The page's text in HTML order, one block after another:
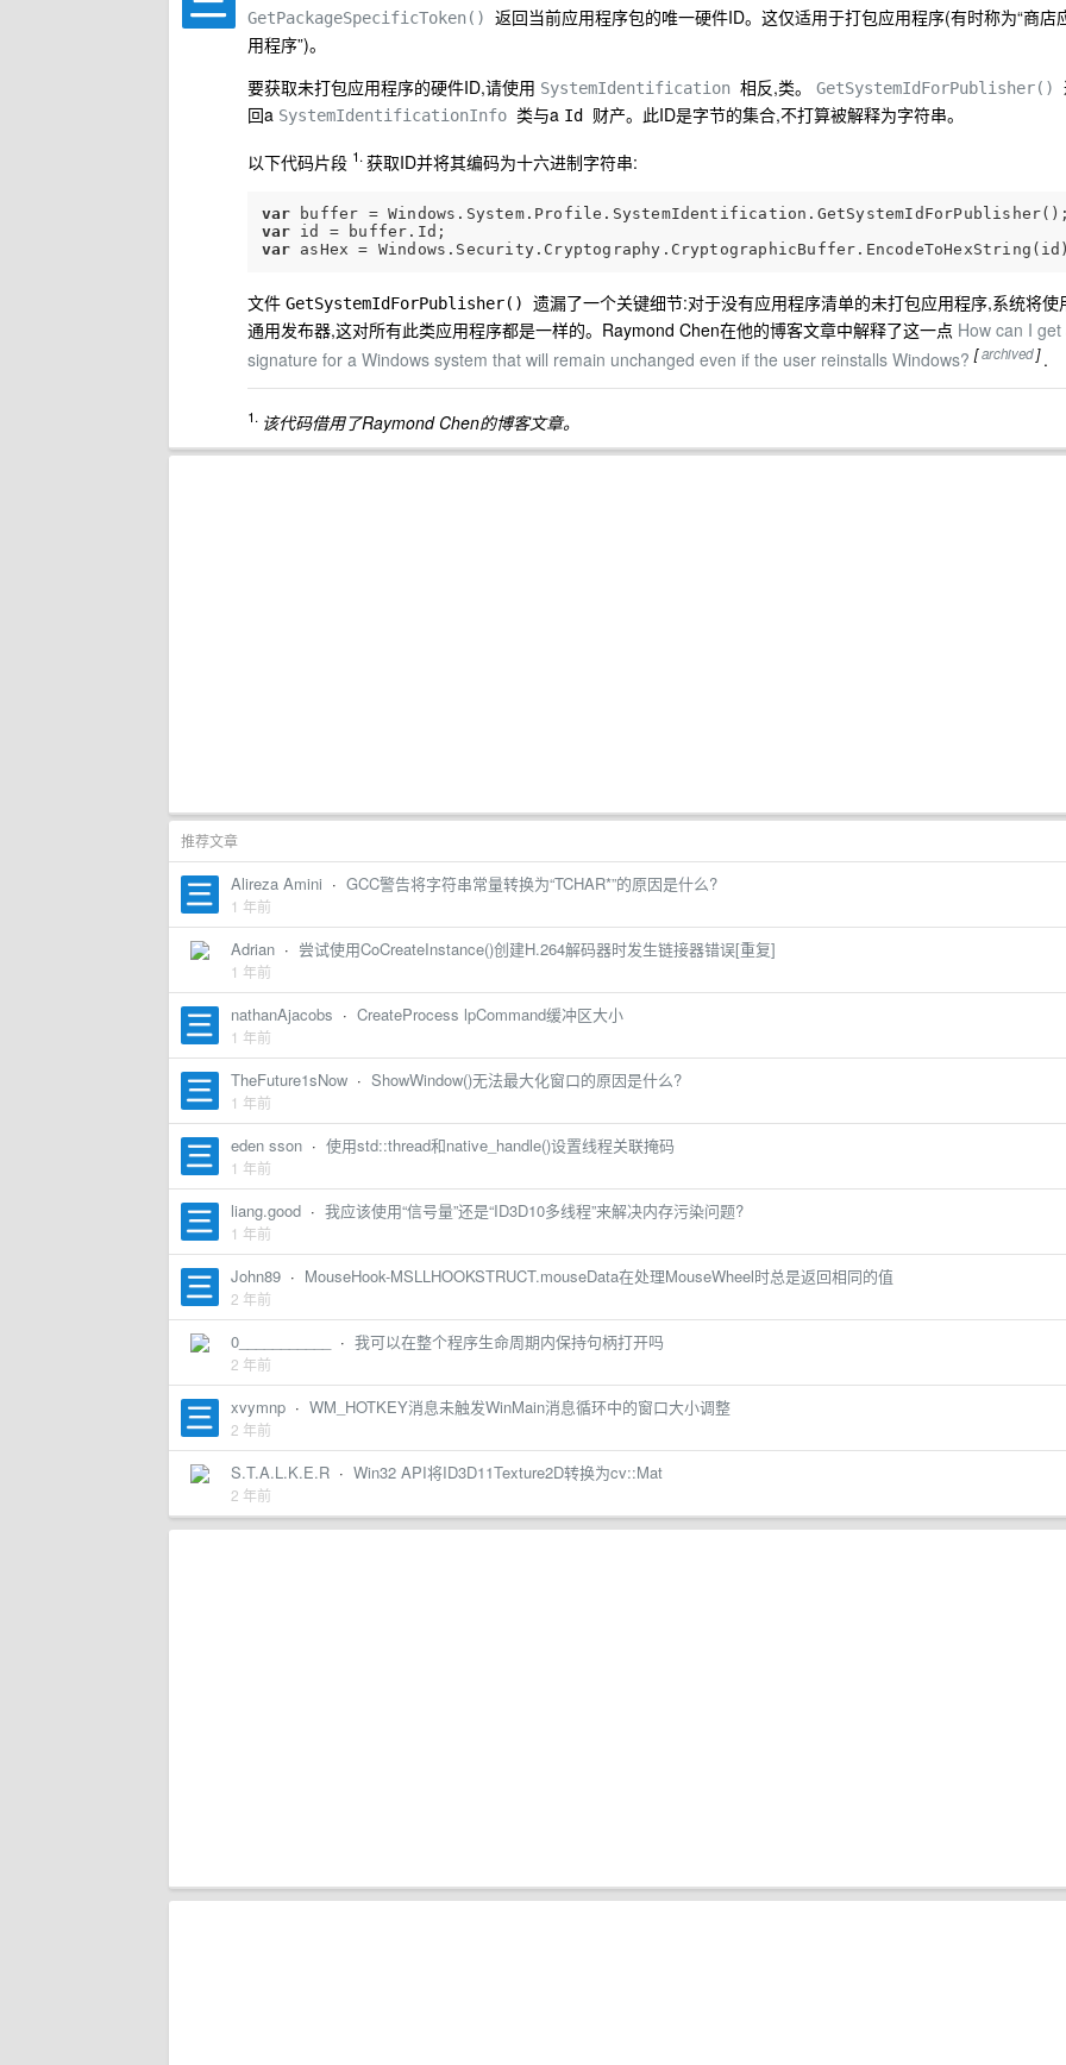
GetPackageSpecificToken() 返回当前应用程序包的唯一硬件ID。这仅适用于打包应用程序(有时称为“商店
用程序”)。
要获取未打包应用程序的硬件ID,请使用 SystemIdentification 相反,类。 GetSystemIdForPublisher()
回a SystemIdentificationInfo 类与a Id 财产。此ID是字节的集合,不打算被解释为字符串。
以下代码片段 1. 获取ID并将其编码为十六进制字符串:
var
var
var
文件 GetSystemIdForPublisher() 遗漏了一个关键细节:对于没有应用程序清单的未打包应用程序,系统将使
通用发布器,这对所有此类应用程序都是一样的。Raymond Chen在他的博客文章中解释了这一点 How can I get
signature for a Windows system that will remain unchanged even if the user reinstalls Windows?[archived].
1. 该代码借用了Raymond Chen的博客文章。
推荐文章
Alireza Amini · GCC警告将字符串常量转换为“TCHAR*”的原因是什么?
1 年前
Adrian · 尝试使用CoCreateInstance()创建H.264解码器时发生链接器错误[重复]
1 年前
nathanAjacobs · CreateProcess lpCommand缓冲区大小
1 年前
TheFuture1sNow · ShowWindow()无法最大化窗口的原因是什么?
1 年前
eden sson · 使用std::thread和native_handle()设置线程关联掩码
1 年前
liang.good · 我应该使用“信号量”还是“ID3D10多线程”来解决内存污染问题?
1 年前
John89 · MouseHook-MSLLHOOKSTRUCT.mouseData在处理MouseWheel时总是返回相同的值
2 年前
0___________ · 我可以在整个程序生命周期内保持句柄打开吗
2 年前
xvymnp · WM_HOTKEY消息未触发WinMain消息循环中的窗口大小调整
2 年前
S.T.A.L.K.E.R · Win32 API将ID3D11Texture2D转换为cv::Mat
2 年前